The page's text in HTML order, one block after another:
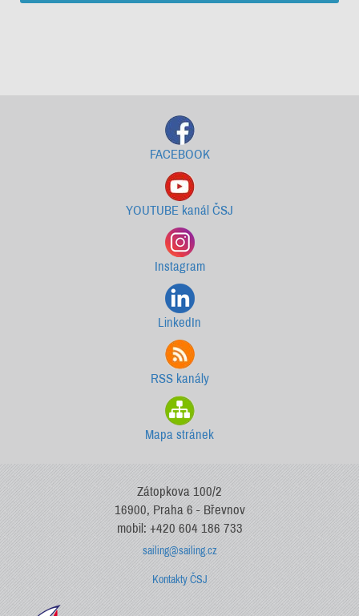
FACEBOOK
YOUTUBE kanál ČSJ
Instagram
LinkedIn
RSS kanály
Mapa stránek
Zátopkova 100/2
16900, Praha 6 - Břevnov
mobil: +420 604 186 733
sailing@sailing.cz
Kontakty ČSJ